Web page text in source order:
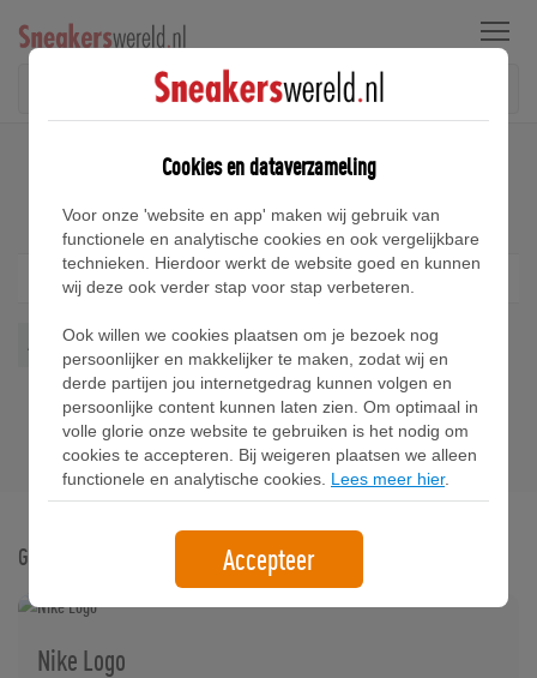
Menu
Nike Air Max Thea Sneakers
Air Max Thea Wis alles
Gerelateerde artikelen
Nike Logo
Cookies en dataverzameling
Voor onze 'website en app' maken wij gebruik van
functionele en analytische cookies en ook vergelijkbare
technieken. Hierdoor werkt de website goed en kunnen
wij deze ook verder stap voor stap verbeteren.
Ook willen we cookies plaatsen om je bezoek nog
persoonlijker en makkelijker te maken, zodat wij en
derde partijen jou internetgedrag kunnen volgen en
persoonlijke content kunnen laten zien. Om optimaal in
volle glorie onze website te gebruiken is het nodig om
cookies te accepteren. Bij weigeren plaatsen we alleen
functionele en analytische cookies. Lees meer hier.
Accepteer